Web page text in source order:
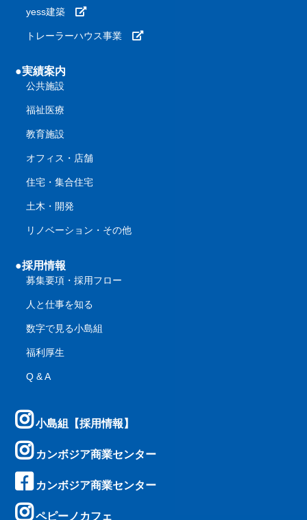
yess建築
トレーラーハウス事業
●実績案内
公共施設
福祉医療
教育施設
オフィス・店舗
住宅・集合住宅
土木・開発
リノベーション・その他
●採用情報
募集要項・採用フロー
人と仕事を知る
数字で見る小島組
福利厚生
Q & A
小島組【採用情報】
カンボジア商業センター
カンボジア商業センター
ペピーノカフェ